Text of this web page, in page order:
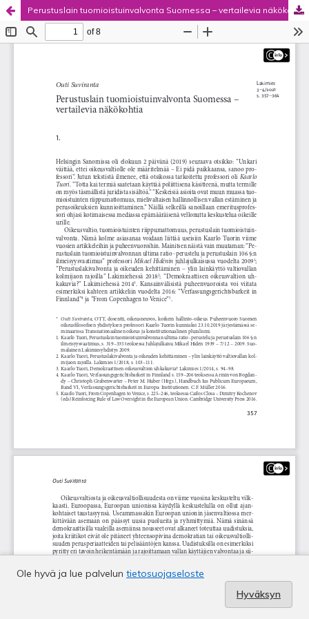
Perustuslain tuomioistuinvalvonta Suomessa – vertailevia näkökohtia
Ole hyvä ja lue palvelun tietosuojaseloste
Hyväksyn
Tieteellisten seurain valtuuskunta.